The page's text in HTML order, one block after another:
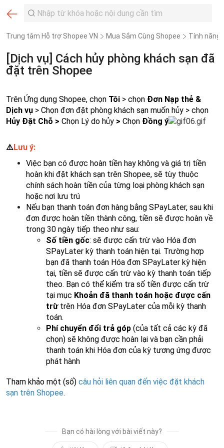
Trung tâm Hỗ trợ Shopee VN Mua Sắm Cùng Shopee Tính năng
[Dịch vụ] Cách hủy phòng khách sạn đã
đặt trên Shopee
Trên Ứng dụng Shopee, chọn Tôi > chọn Đơn Nạp thẻ &
Dịch vụ > Chọn đơn đặt phòng khách sạn muốn hủy > chọn
Hủy Đặt Chỗ > Chọn Lý do hủy > Chọn Đồng ý
⚠️Lưu ý:
Việc bạn có được hoàn tiền hay không và giá trị tiền
hoàn khi đặt khách sạn trên Shopee, sẽ tùy thuộc
chính sách hoàn tiền của từng loại phòng khách sạn
hoặc nơi lưu trú
Nếu bạn thanh toán đơn hàng bằng SPayLater, sau khi
đơn được hoàn tiền thành công, tiền sẽ được hoàn về
trong 30 ngày tiếp theo như sau:
Số tiền gốc: sẽ được cấn trừ vào Hóa đơn
SPayLater kỳ thanh toán hiện tại. Trường hợp
bạn đã thanh toán Hóa đơn SPayLater kỳ hiện
tại, tiền sẽ được cấn trừ vào kỳ thanh toán tiếp
theo. Bạn có thể kiểm tra số tiền được cấn trừ
tại mục Khoản đã thanh toán hoặc được cấn
trừtrên Hóa đơn SPayLater của mỗi kỳ thanh
toán.
Phí chuyển đổi trả góp (của tất cả các kỳ đã
chọn) sẽ không được hoàn lại và bạn cần phải
thanh toán khi Hóa đơn của kỳ tương ứng được
phát hành
Tham khảo một (số) câu hỏi liên quan đến việc đặt khách
sạn trên Shopee.
Bạn có hài lòng với bài viết này?